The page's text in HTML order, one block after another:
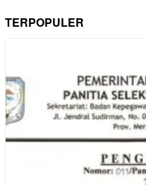
TERPOPULER